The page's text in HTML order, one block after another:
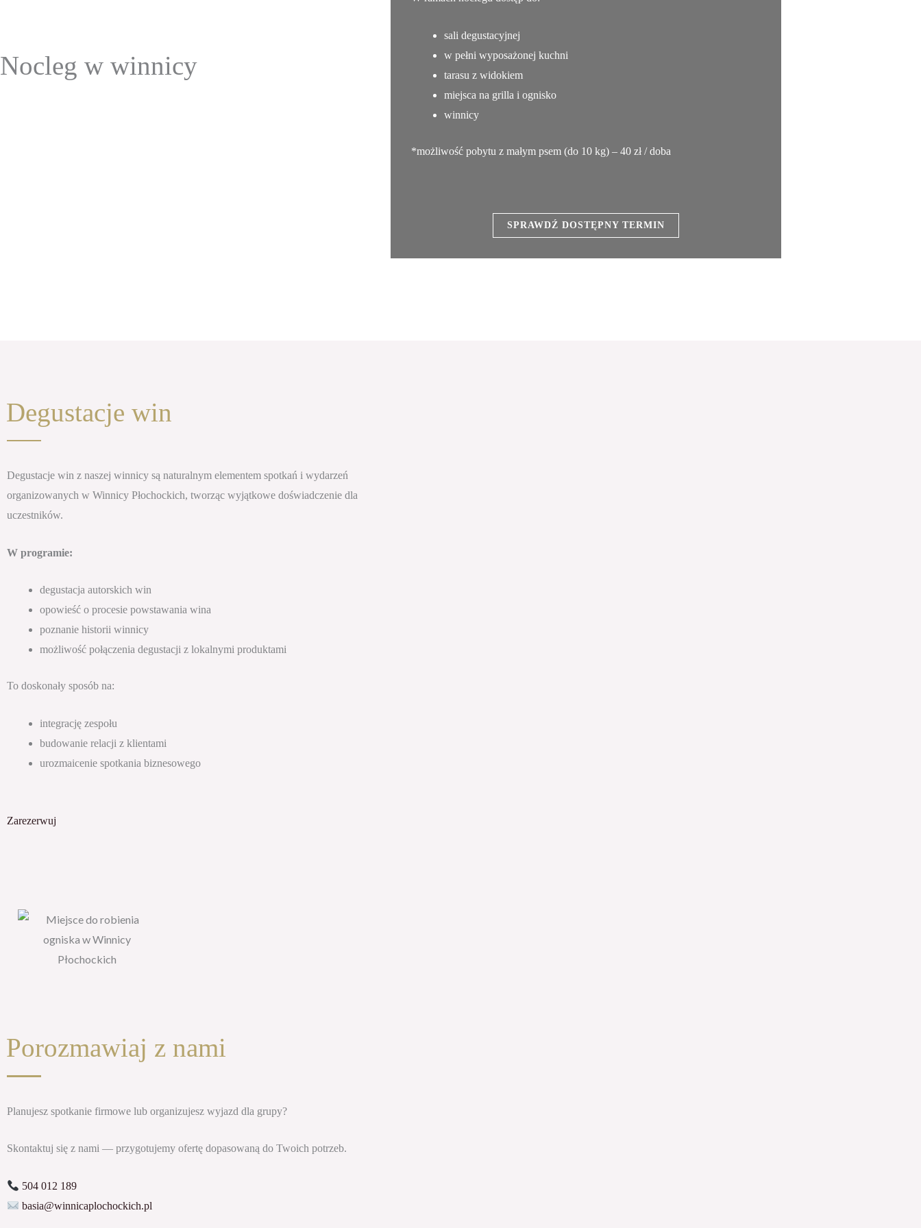
Nocleg w winnicy
sali degustacyjnej
w pełni wyposażonej kuchni
tarasu z widokiem
miejsca na grilla i ognisko
winnicy
*możliwość pobytu z małym psem (do 10 kg) – 40 zł / doba
SPRAWDŹ DOSTĘPNY TERMIN
Degustacje win
Degustacje win z naszej winnicy są naturalnym elementem spotkań i wydarzeń
organizowanych w Winnicy Płochockich, tworząc wyjątkowe doświadczenie dla
uczestników.
W programie:
degustacja autorskich win
opowieść o procesie powstawania wina
poznanie historii winnicy
możliwość połączenia degustacji z lokalnymi produktami
To doskonały sposób na:
integrację zespołu
budowanie relacji z klientami
urozmaicenie spotkania biznesowego
Zarezerwuj
Porozmawiaj z nami
Planujesz spotkanie firmowe lub organizujesz wyjazd dla grupy?
Skontaktuj się z nami — przygotujemy ofertę dopasowaną do Twoich potrzeb.
504 012 189
basia@winnicaplochockich.pl